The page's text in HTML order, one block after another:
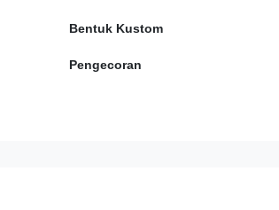
Bentuk Kustom
Pengecoran